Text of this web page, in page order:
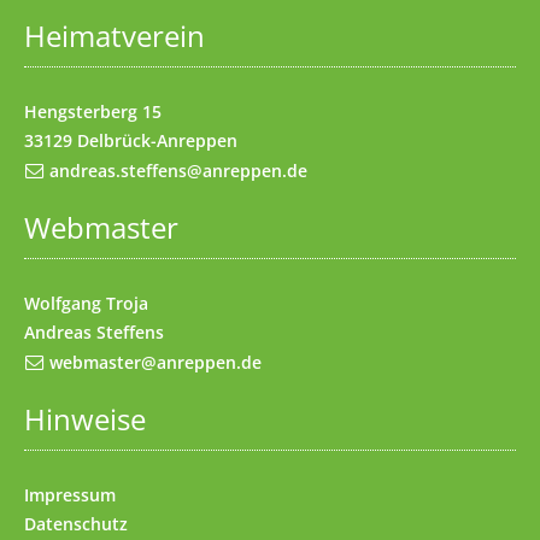
Impressum(Access key 8)
Kontakt(Access key 9)
Heimatverein
Hengsterberg 15
33129 Delbrück-Anreppen
andreas.steffens@anreppen.de
Webmaster
Wolfgang Troja
Andreas Steffens
webmaster@anreppen.de
Hinweise
Impressum
Datenschutz